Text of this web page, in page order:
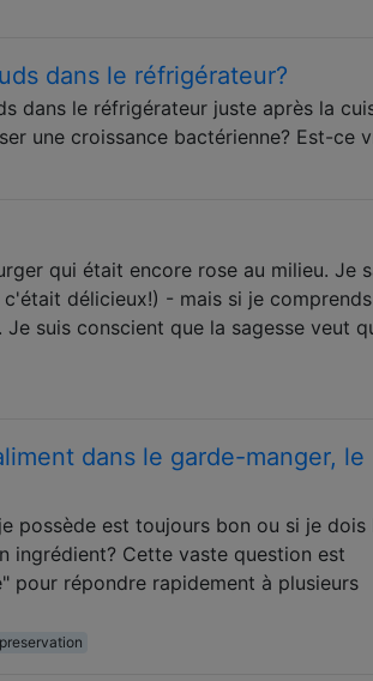
dans le réfrigérateur?
dans le réfrigérateur juste après la
une croissance bactérienne? Est-ce
qui était encore rose au milieu. Je
délicieux!) - mais si je comprends
suis conscient que la sagesse veut
dans le garde-manger, le
possède est toujours bon ou si je dois
ingrédient? Cette vaste question est
pour répondre rapidement à plusieurs